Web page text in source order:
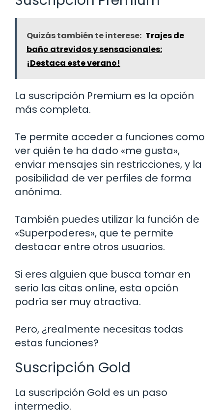
Quizás también te interese: Trajes de
baño atrevidos y sensacionales:
¡Destaca este verano!
La suscripción Premium es la opción
más completa.
Te permite acceder a funciones como
ver quién te ha dado «me gusta»,
enviar mensajes sin restricciones, y la
posibilidad de ver perfiles de forma
anónima.
También puedes utilizar la función de
«Superpoderes», que te permite
destacar entre otros usuarios.
Si eres alguien que busca tomar en
serio las citas online, esta opción
podría ser muy atractiva.
Pero, ¿realmente necesitas todas
estas funciones?
Suscripción Gold
La suscripción Gold es un paso
intermedio.